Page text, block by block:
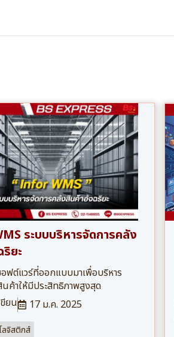
ระบบบริหารจัดการคลัง
ยะ
ฟต์แวร์ที่ออกแบบมาเพื่อบริหาร
ค้าให้มีประสิทธิภาพสูงสุด
ยน
17 ม.ค. 2025
ลจิสติกส์